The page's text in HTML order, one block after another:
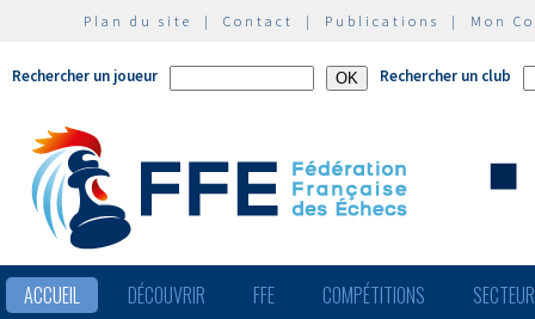
Plan du site | Contact | Publications | Mon
Rechercher un joueur Rechercher un club
ACCUEIL DÉCOUVRIR FFE COMPÉTITIONS